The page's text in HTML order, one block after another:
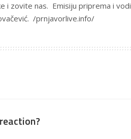
i zovite nas. Emisiju priprema i
/prnjavorlive.info/